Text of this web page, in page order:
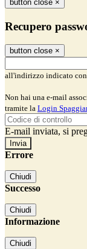
button close ×
Recupero
button close ×
all'indirizzo indicato
Non hai una e-mail
tramite la Login
E-mail inviata, si
Errore
Chiudi
Successo
Chiudi
Informazione
Chiudi